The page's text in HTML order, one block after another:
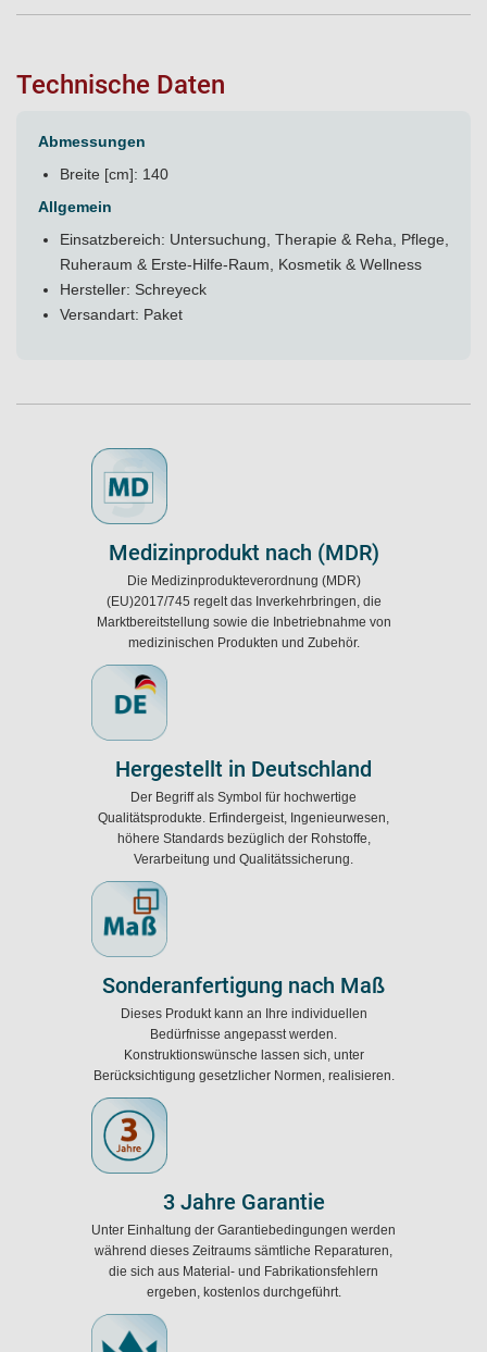
Technische Daten
Abmessungen
Breite [cm]: 140
Allgemein
Einsatzbereich: Untersuchung, Therapie & Reha, Pflege,
Ruheraum & Erste-Hilfe-Raum, Kosmetik & Wellness
Hersteller: Schreyeck
Versandart: Paket
Medizinprodukt nach (MDR)
Die Medizinprodukteverordnung (MDR)
(EU)2017/745 regelt das Inverkehrbringen, die
Marktbereitstellung sowie die Inbetriebnahme von
medizinischen Produkten und Zubehör.
Hergestellt in Deutschland
Der Begriff als Symbol für hochwertige
Qualitätsprodukte. Erfindergeist, Ingenieurwesen,
höhere Standards bezüglich der Rohstoffe,
Verarbeitung und Qualitätssicherung.
Sonderanfertigung nach Maß
Dieses Produkt kann an Ihre individuellen
Bedürfnisse angepasst werden.
Konstruktionswünsche lassen sich, unter
Berücksichtigung gesetzlicher Normen, realisieren.
3 Jahre Garantie
Unter Einhaltung der Garantiebedingungen werden
während dieses Zeitraums sämtliche Reparaturen,
die sich aus Material- und Fabrikationsfehlern
ergeben, kostenlos durchgeführt.